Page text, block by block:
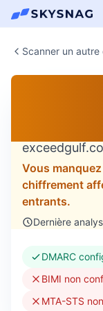
Scanner un autre
Vous
chiffrement
entrants.
Dernière
DMARC
BIMI non
MTA-STS